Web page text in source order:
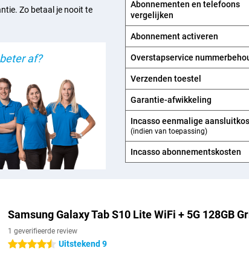
voor iedereen die
Edition beschermd tegen
behuizing en hoge
dat je lang plezier hebt
Zo betaal je nooit te
af?
Abonnementen en telefoons
vergelijken
Abonnement activeren
Overstapservice
Verzenden toestel
Garantie-afwikkeling
Incasso eenmalige
(indien van toepassing)
Incasso abonnements­kosten
Samsung Galaxy Tab S10 Lite WiFi + 5G 128GB
1 geverifieerde review
4.5 sterrenUitstekend 9